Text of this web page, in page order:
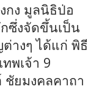
กง มูลนิธิป่อ
ซึ่งจัดขึ้นเป็น
างๆ ได้แก่ พิธี
พเจ้า 9
ยมงคลคาถา